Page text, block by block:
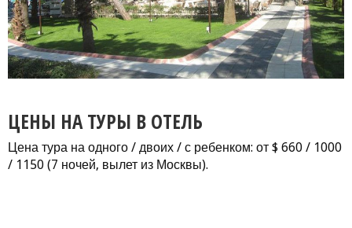
ЦЕНЫ НА ТУРЫ В ОТЕЛЬ
Цена тура на одного / двоих / с ребенком: от $ 660 / 1000
/ 1150 (7 ночей, вылет из Москвы).